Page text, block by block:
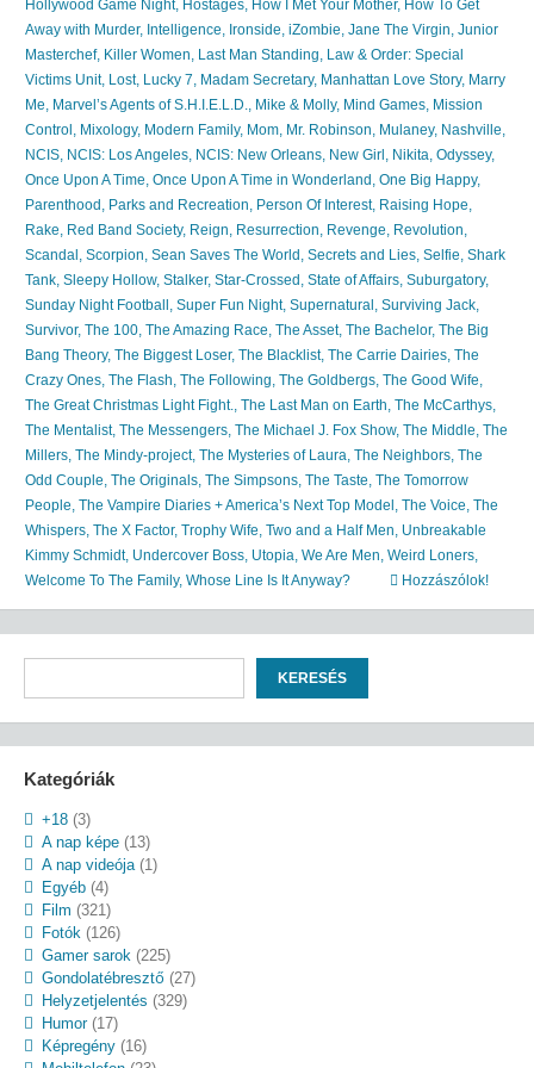
Hollywood Game Night, Hostages, How I Met Your Mother, How To Get
Away with Murder, Intelligence, Ironside, iZombie, Jane The Virgin, Junior
Masterchef, Killer Women, Last Man Standing, Law & Order: Special
Victims Unit, Lost, Lucky 7, Madam Secretary, Manhattan Love Story, Marry
Me, Marvel’s Agents of S.H.I.E.L.D., Mike & Molly, Mind Games, Mission
Control , Mixology, Modern Family, Mom, Mr. Robinson, Mulaney, Nashville,
NCIS, NCIS: Los Angeles, NCIS: New Orleans, New Girl , Nikita, Odyssey,
Once Upon A Time, Once Upon A Time in Wonderland , One Big Happy,
Parenthood , Parks and Recreation, Person Of Interest, Raising Hope,
Rake, Red Band Society, Reign, Resurrection, Revenge, Revolution,
Scandal , Scorpion, Sean Saves The World , Secrets and Lies, Selfie, Shark
Tank, Sleepy Hollow, Stalker, Star-Crossed , State of Affairs, Suburgatory,
Sunday Night Football , Super Fun Night, Supernatural , Surviving Jack,
Survivor, The 100, The Amazing Race, The Asset, The Bachelor, The Big
Bang Theory, The Biggest Loser, The Blacklist, The Carrie Dairies, The
Crazy Ones, The Flash, The Following, The Goldbergs, The Good Wife,
The Great Christmas Light Fight., The Last Man on Earth, The McCarthys,
The Mentalist, The Messengers, The Michael J. Fox Show, The Middle, The
Millers, The Mindy-project, The Mysteries of Laura, The Neighbors, The
Odd Couple, The Originals, The Simpsons, The Taste, The Tomorrow
People, The Vampire Diaries + America’s Next Top Model , The Voice, The
Whispers, The X Factor, Trophy Wife, Two and a Half Men, Unbreakable
Kimmy Schmidt, Undercover Boss, Utopia, We Are Men, Weird Loners,
Welcome To The Family, Whose Line Is It Anyway? Hozzászólok!
KERESÉS
Kategóriák
+18(3)
A nap képe(13)
A nap videója(1)
Egyéb(4)
Film (321)
Fotók (126)
Gamer sarok (225)
Gondolatébresztő (27)
Helyzetjelentés (329)
Humor(17)
Képregény(16)